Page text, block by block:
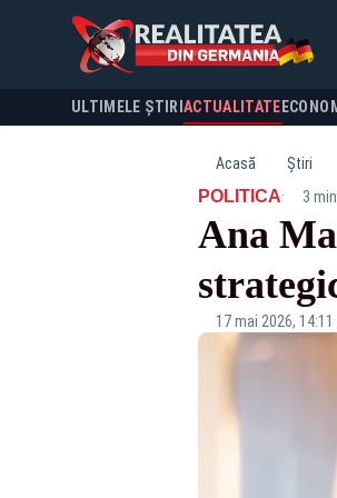
ULTIMELE ȘTIRI ACTUALITATE
Acasă Știri
POLITICA· 3
Ana
17 mai 2026, 14:11